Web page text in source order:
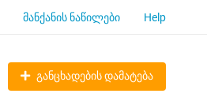
მანქანის ნაწილები Help
განცხადების დამატება